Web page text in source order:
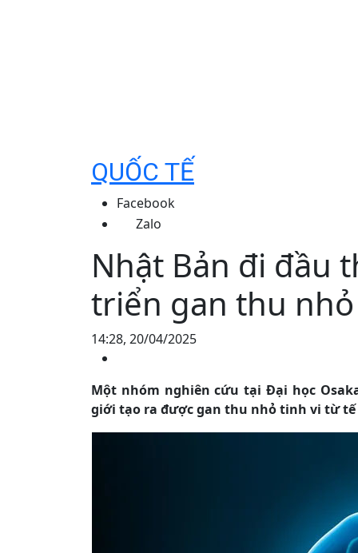
QUỐC TẾ
Facebook
Zalo
Nhật Bản đi đầu
triển gan thu
14:28, 20/04/2025
Một nhóm nghiên cứu tại Đại học
giới tạo ra được gan thu nhỏ tinh vi từ tế